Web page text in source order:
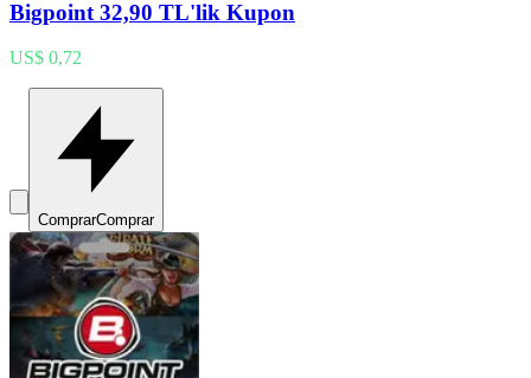
Bigpoint 32,90 TL'lik Kupon
US$ 0,72
ComprarComprar